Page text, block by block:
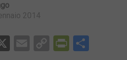
2014
X EmailCopy